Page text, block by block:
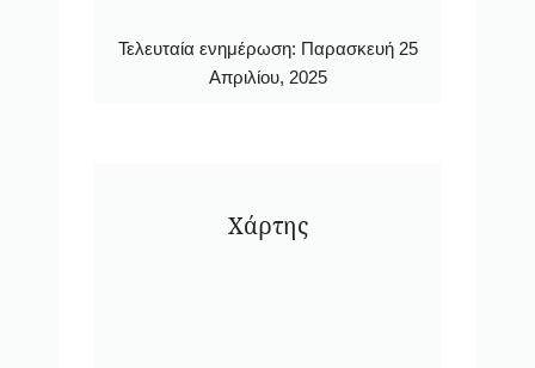
Τελευταία ενημέρωση: Παρασκευή 25
Απριλίου, 2025
Χάρτης